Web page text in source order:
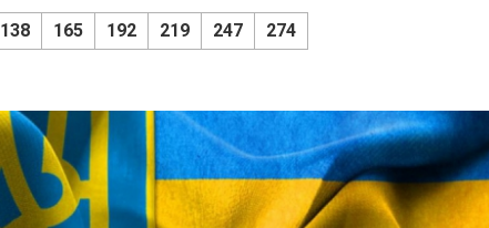
138 165 192 219 247 274